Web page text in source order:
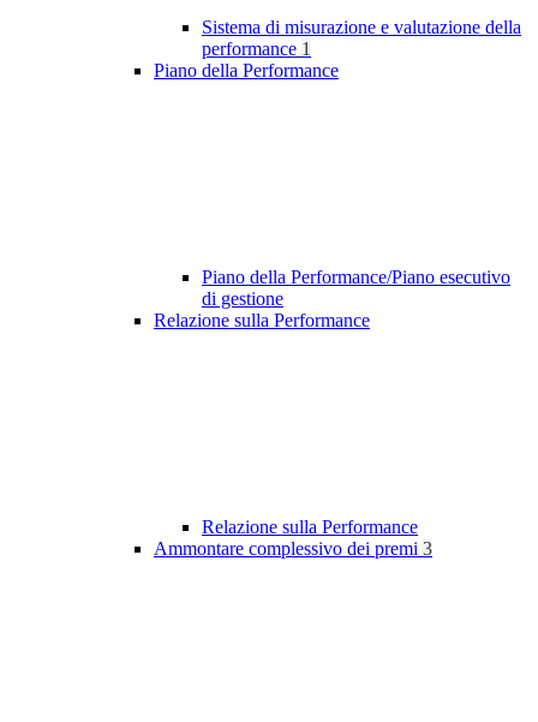
Sistema di misurazione e valutazione della
performance 1
Piano della Performance
Piano della Performance/Piano esecutivo
di gestione
Relazione sulla Performance
Relazione sulla Performance
Ammontare complessivo dei premi 3